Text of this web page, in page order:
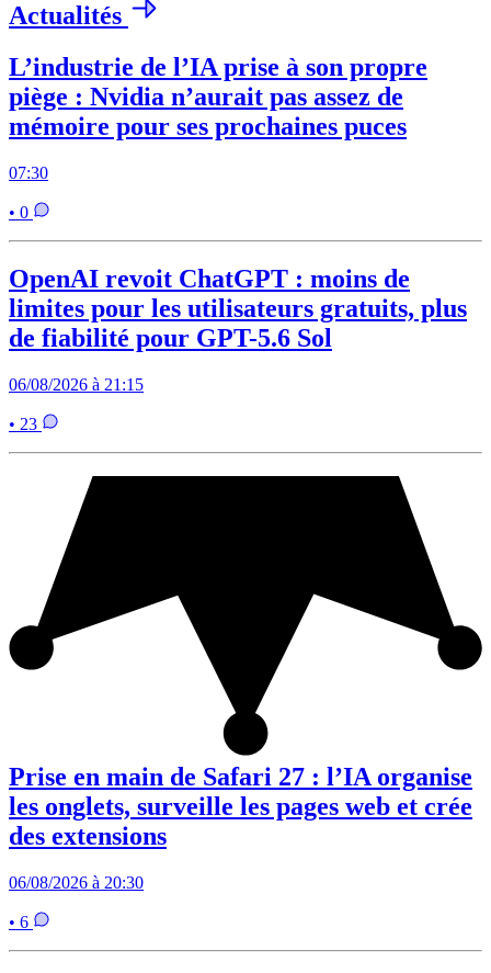
Actualités
L’industrie de l’IA prise à son propre
piège : Nvidia n’aurait pas assez de
mémoire pour ses prochaines puces
07:30
• 0
OpenAI revoit ChatGPT : moins de
limites pour les utilisateurs gratuits, plus
de fiabilité pour GPT-5.6 Sol
06/08/2026 à 21:15
• 23
Prise en main de Safari 27 : l’IA organise
les onglets, surveille les pages web et crée
des extensions
06/08/2026 à 20:30
• 6